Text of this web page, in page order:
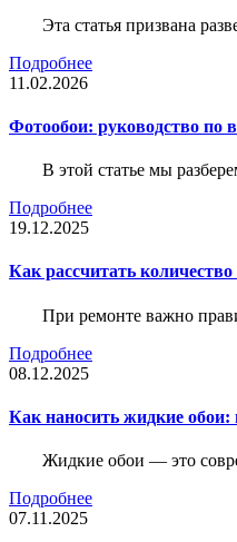
Эта статья призвана
Подробнее
11.02.2026
Фотообои: руководство по
В этой статье мы
Подробнее
19.12.2025
Как рассчитать
При ремонте важно
Подробнее
08.12.2025
Как наносить жидкие
Жидкие обои — это
Подробнее
07.11.2025